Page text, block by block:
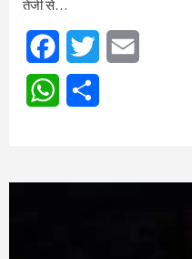
तेजी से…
FacebookTwitter
WhatsApp